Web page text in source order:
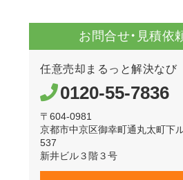
お問合せ・見積依
任意売却まるっと解決なび
0120-55-7836
〒604-0981
京都市中京区御幸町通丸太町下
537
新井ビル３階３号